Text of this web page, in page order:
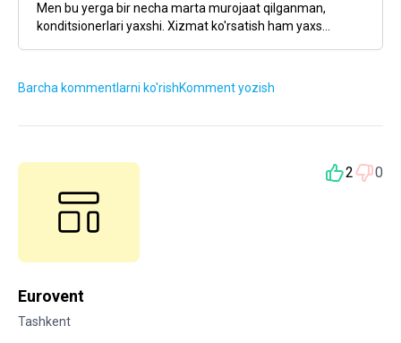
Men bu yerga bir necha marta murojaat qilganman,
konditsionerlari yaxshi. Xizmat ko'rsatish ham yaxs...
Barcha kommentlarni ko'rishKomment yozish
2 0
Eurovent
Tashkent